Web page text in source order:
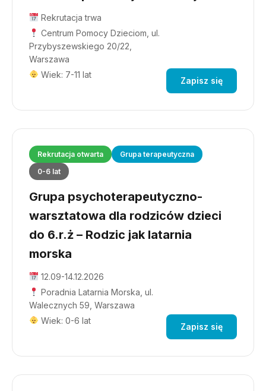
Rekrutacja trwa
Centrum Pomocy Dzieciom, ul.
Przybyszewskiego 20/22,
Warszawa
Wiek: 7-11 lat
Zapisz się
Rekrutacja otwarta
Grupa terapeutyczna
0-6 lat
Grupa psychoterapeutyczno-
warsztatowa dla rodziców dzieci
do 6.r.ż – Rodzic jak latarnia
morska
12.09-14.12.2026
Poradnia Latarnia Morska, ul.
Walecznych 59, Warszawa
Wiek: 0-6 lat
Zapisz się